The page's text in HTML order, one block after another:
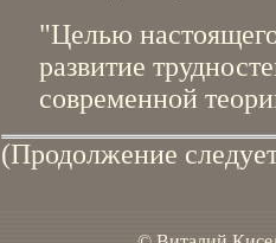
"Целью
развитие
современной
(Продолжение